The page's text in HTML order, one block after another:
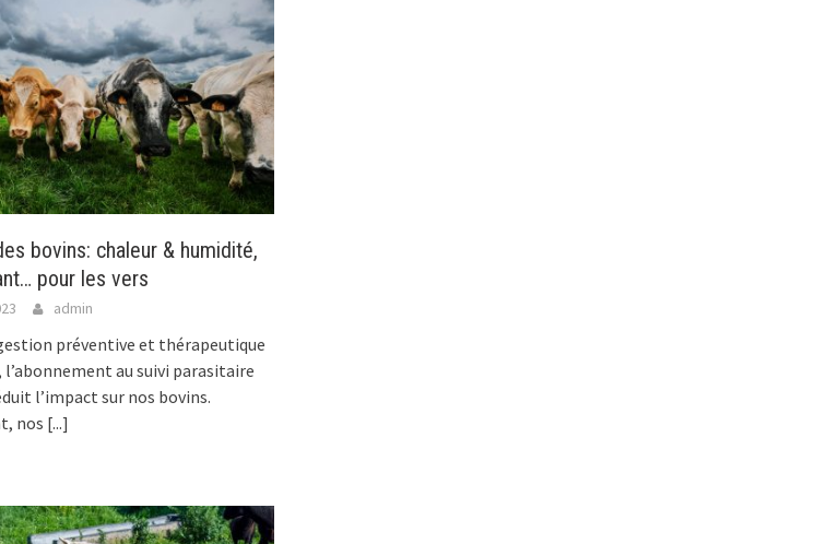
bovins: chaleur & humidité,
pour les vers
admin
préventive et thérapeutique
au suivi parasitaire
l’impact sur nos bovins.
nos [...]